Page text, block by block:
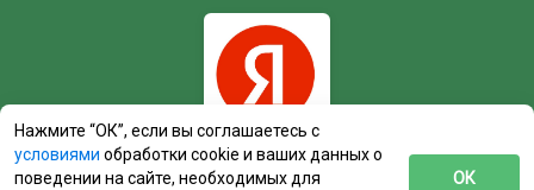
Нажмите “ОК”, если вы соглашаетесь с
условиями обработки cookie и ваших данных о
поведении на сайте, необходимых для
ОК